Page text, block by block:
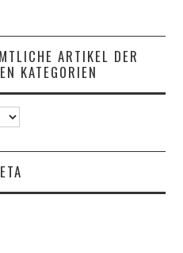
ARTIKEL DER
KATEGORIEN